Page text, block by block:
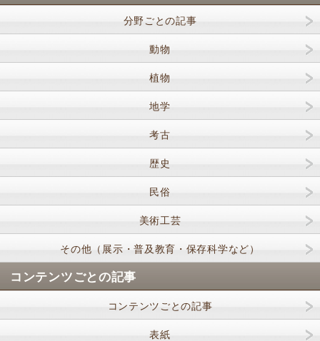
分野ごとの記事
動物
植物
地学
考古
歴史
民俗
美術工芸
その他（展示・普及教育・保存科学など）
コンテンツごとの記事
コンテンツごとの記事
表紙